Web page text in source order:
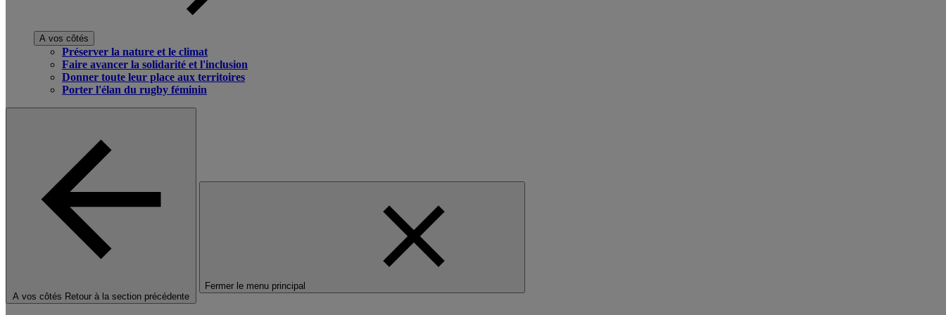
A vos côtés
Préserver la nature et le climat
Faire avancer la solidarité et l'inclusion
Donner toute leur place aux territoires
Porter l'élan du rugby féminin
A vos côtés Retour à la section précédente
Fermer le menu principal